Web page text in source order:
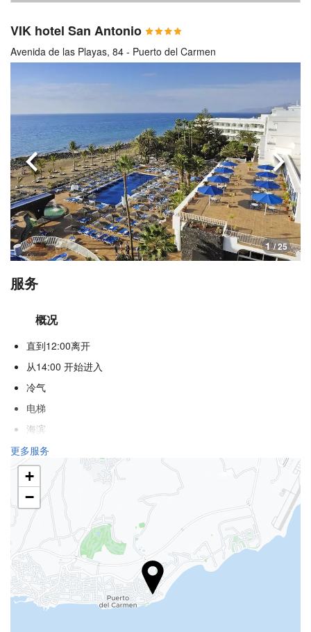
VIK hotel San Antonio
Avenida de las Playas, 84 - Puerto del Carmen
1 / 25
上一页 下一
服务
概况
直到12:00离开
从14:00 开始进入
冷气
电梯
海滨
不吸烟房
酒店各处禁烟
隔音客房
不允许宠物
食品与饮品
饭店
单点餐厅
酒巴
更多服务
+
−